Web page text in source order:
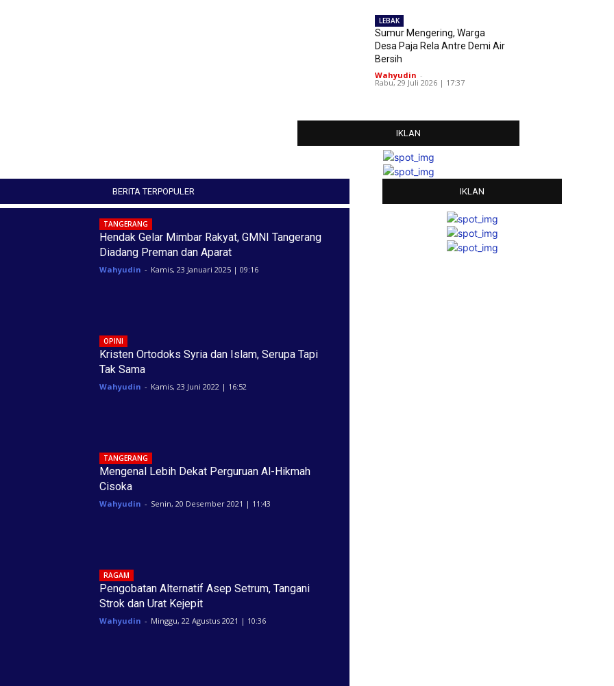
LEBAK
Sumur Mengering, Warga
Desa Paja Rela Antre Demi Air
Bersih
Wahyudin -
Rabu, 29 Juli 2026 | 17:37
IKLAN
BERITA TERPOPULER
TANGERANG
Hendak Gelar Mimbar Rakyat, GMNI Tangerang
Diadang Preman dan Aparat
Wahyudin - Kamis, 23 Januari 2025 | 09:16
OPINI
Kristen Ortodoks Syria dan Islam, Serupa Tapi
Tak Sama
Wahyudin - Kamis, 23 Juni 2022 | 16:52
TANGERANG
Mengenal Lebih Dekat Perguruan Al-Hikmah
Cisoka
Wahyudin - Senin, 20 Desember 2021 | 11:43
RAGAM
Pengobatan Alternatif Asep Setrum, Tangani
Strok dan Urat Kejepit
Wahyudin - Minggu, 22 Agustus 2021 | 10:36
IKLAN